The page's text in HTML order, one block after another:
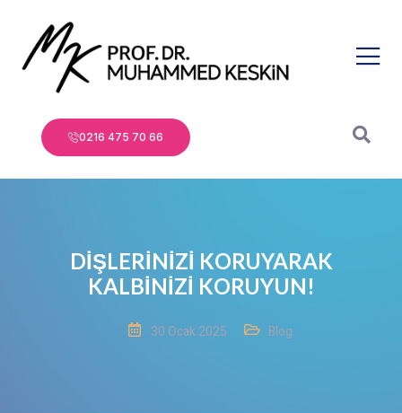
0216 475 70 66
DİŞLERİNİZİ KORUYARAK
KALBİNİZİ KORUYUN!
30 Ocak 2025 Blog